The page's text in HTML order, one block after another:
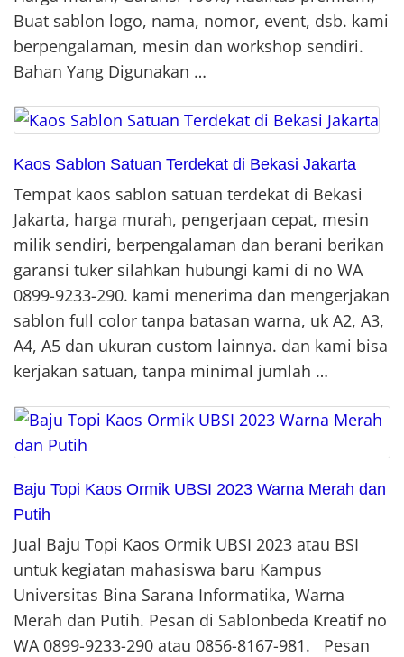
Buat sablon logo, nama, nomor, event, dsb. kami
berpengalaman, mesin dan workshop sendiri.
Bahan Yang Digunakan …
Kaos Sablon Satuan Terdekat di Bekasi Jakarta
Tempat kaos sablon satuan terdekat di Bekasi
Jakarta, harga murah, pengerjaan cepat, mesin
milik sendiri, berpengalaman dan berani berikan
garansi tuker silahkan hubungi kami di no WA
0899-9233-290. kami menerima dan mengerjakan
sablon full color tanpa batasan warna, uk A2, A3,
A4, A5 dan ukuran custom lainnya. dan kami bisa
kerjakan satuan, tanpa minimal jumlah …
Baju Topi Kaos Ormik UBSI 2023 Warna Merah dan
Putih
Jual Baju Topi Kaos Ormik UBSI 2023 atau BSI
untuk kegiatan mahasiswa baru Kampus
Universitas Bina Sarana Informatika, Warna
Merah dan Putih. Pesan di Sablonbeda Kreatif no
WA 0899-9233-290 atau 0856-8167-981. Pesan